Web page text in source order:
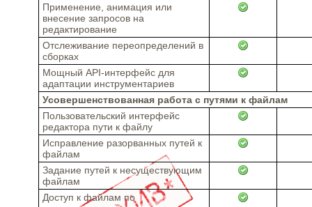
Применение, анимация или
внесение запросов на
редактирование
Отслеживание переопределений в
сборках
Мощный API-интерфейс для
адаптации инструментариев
Усовершенствованная работа с путями к файлам
Пользовательский интерфейс
редактора пути к файлу
Исправление разорванных путей к
файлам
Задание путей к несуществующим
файлам
Доступ к файлам по